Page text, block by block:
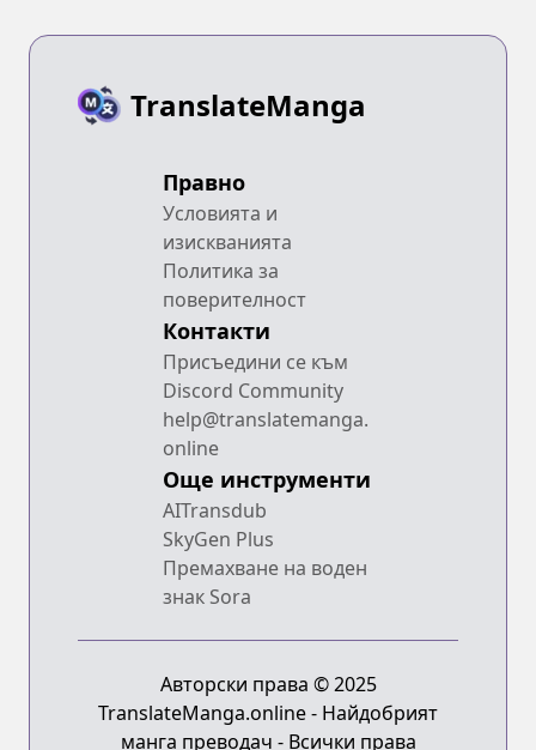
TranslateManga
Правно
Условията и
изискванията
Политика за
поверителност
Контакти
Присъедини се към
Discord Community
help@translatemanga.
online
Още инструменти
AITransdub
SkyGen Plus
Премахване на воден
знак Sora
Авторски права © 2025
TranslateManga.online - Найдобрият
манга преводач - Всички права